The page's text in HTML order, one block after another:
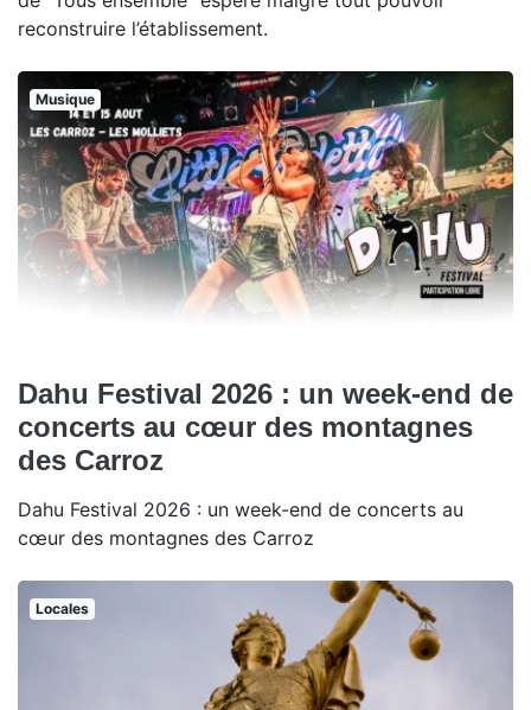
reconstruire l’établissement.
Musique
Dahu Festival 2026 : un week-end de
concerts au cœur des montagnes
des Carroz
Dahu Festival 2026 : un week-end de concerts au
cœur des montagnes des Carroz
Locales